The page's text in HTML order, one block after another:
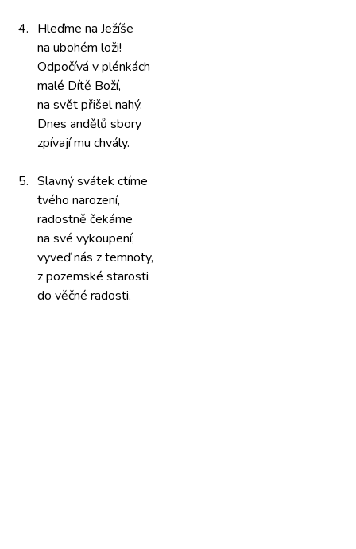
4. Hleďme na Ježíše
na ubohém loži!
Odpočívá vplénkách
malé Dítě Boží,
na světpřišel nahý.
Dnes andělů sbory
zpívají mu chvály.
5. Slavný svátek ctíme
tvého narození,
radostně čekáme
na své vykoupení;
vyveď nás z temnoty,
z pozemské starosti
do věčné radosti.